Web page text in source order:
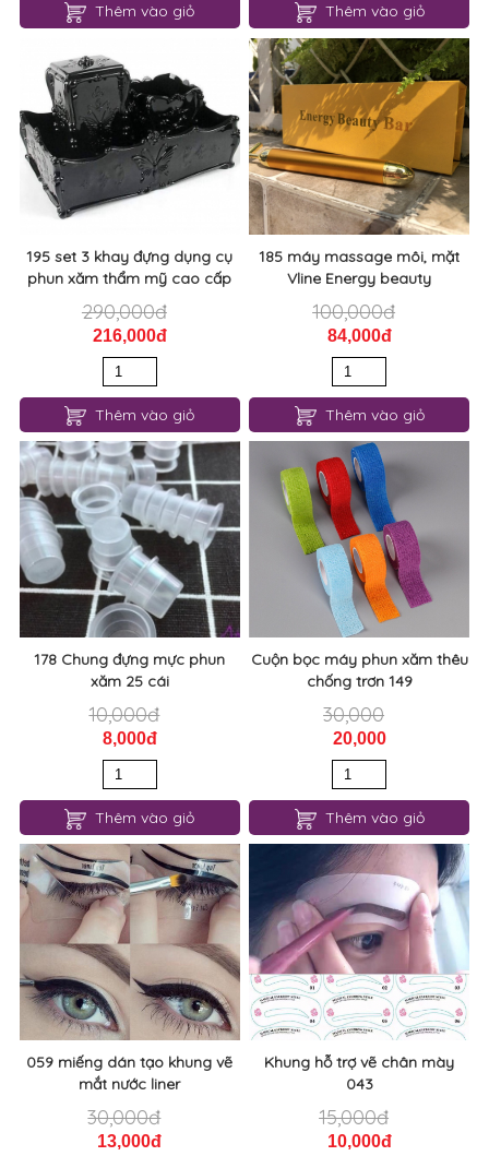
Thêm vào giỏ Thêm vào giỏ
195 set 3 khay đựng dụng cụ
phun xăm thẩm mỹ cao cấp
290,000đ
216,000đ
Thêm vào giỏ
185 máy massage môi, mặt
Vline Energy beauty
100,000đ
84,000đ
Thêm vào giỏ
178 Chung đựng mực phun
xăm 25 cái
10,000đ
8,000đ
Thêm vào giỏ
Cuộn bọc máy phun xăm thêu
chống trơn 149
30,000
20,000
Thêm vào giỏ
059 miếng dán tạo khung vẽ
mắt nước liner
30,000đ
13,000đ
Khung hỗ trợ vẽ chân mày
043
15,000đ
10,000đ